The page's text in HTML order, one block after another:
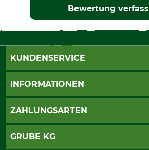
Bewertung
KUNDENSERVICE
Live-Shopping
Seilwindenprüfung
INFORMATIONEN
AGB
ZAHLUNGSARTEN
PayPal
GRUBE KG